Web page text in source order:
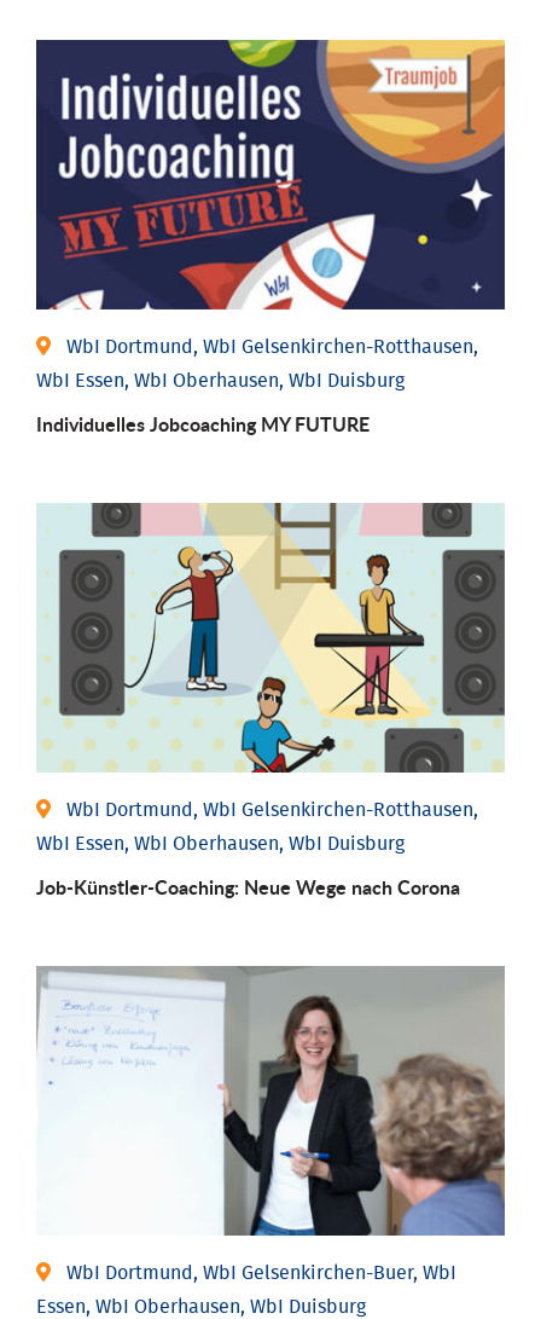
WbI Dortmund, WbI Gelsenkirchen-Rotthausen,
WbI Essen, WbI Oberhausen, WbI Duisburg
Individuelles Jobcoaching MY FUTURE
WbI Dortmund, WbI Gelsenkirchen-Rotthausen,
WbI Essen, WbI Oberhausen, WbI Duisburg
Job-Künstler-Coaching: Neue Wege nach Corona
WbI Dortmund, WbI Gelsenkirchen-Buer, WbI
Essen, WbI Oberhausen, WbI Duisburg